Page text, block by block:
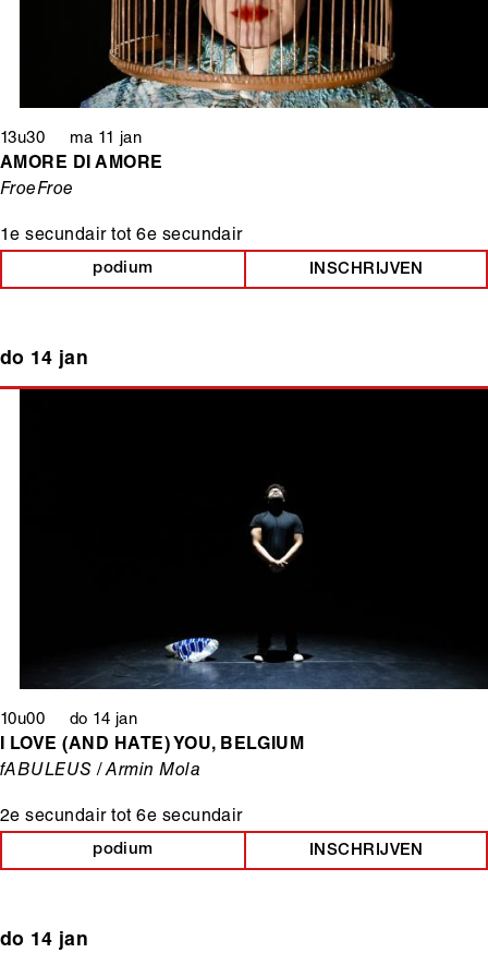
13u30 ma 11 jan
1e secundairtot6e secundair
AMORE DI AMORE
FroeFroe
podium INSCHRIJVEN
do 14 jan
10u00 do 14 jan
2e secundairtot6e secundair
I LOVE (AND HATE) YOU, BELGIUM
fABULEUS / Armin Mola
podium INSCHRIJVEN
do 14 jan